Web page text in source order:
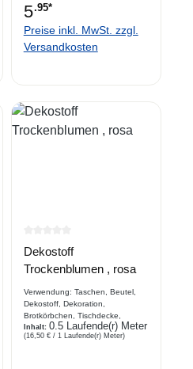
5.95*
Preise inkl. MwSt. zzgl.
Versandkosten
von 0 von 5 Sternen
Durchschnittliche Bewertung
Dekostoff
Trockenblumen , rosa
Verwendung: Taschen, Beutel,
Dekostoff, Dekoration,
Brotkörbchen, Tischdecke,
Platzdecke, Hundekissen,
Vorhang, Stuhl, Sofaabdeckung
Inhalt: 0.5 Laufende(r) Meter
(16,50 € / 1 Laufende(r) Meter)